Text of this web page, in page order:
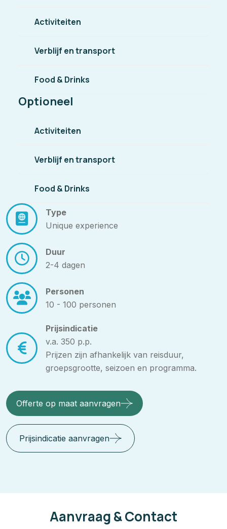
Activiteiten
Verblijf en transport
Food & Drinks
Optioneel
Activiteiten
Verblijf en transport
Food & Drinks
Type
Unique experience
Duur
2-4 dagen
Personen
10 - 100 personen
Prijsindicatie
v.a. 350 p.p.
Prijzen zijn afhankelijk van reisduur,
groepsgrootte, seizoen en programma.
Offerte op maat aanvragen
Prijsindicatie aanvragen
Aanvraag & Contact